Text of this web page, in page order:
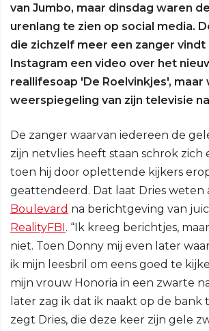
van Jumbo, maar dinsdag waren
urenlang te zien op social media.
die zichzelf meer een zanger
Instagram een video over het
reallifesoap 'De Roelvinkjes', maar
weerspiegeling van zijn televisie
De zanger waarvan iedereen de
zijn netvlies heeft staan schrok
toen hij door oplettende kijkers
geattendeerd. Dat laat Dries weten
Boulevard na berichtgeving van
RealityFBI. “Ik kreeg berichtjes,
niet. Toen Donny mij even later
ik mijn leesbril om eens goed te
mijn vrouw Honoria in een zwarte
later zag ik dat ik naakt op de bank
zegt Dries, die deze keer zijn gele